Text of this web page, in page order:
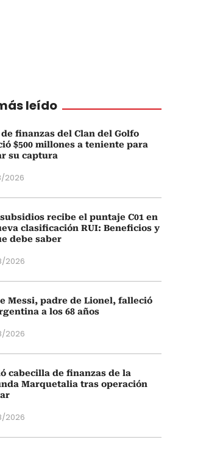
leído
finanzas del Clan del Golfo
$500 millones a teniente para
su captura
2026
recibe el puntaje C01 en
clasificación RUI: Beneficios y
debe saber
2026
Messi, padre de Lionel, falleció
a los 68 años
2026
cabecilla de finanzas de la
Marquetalia tras operación
2026